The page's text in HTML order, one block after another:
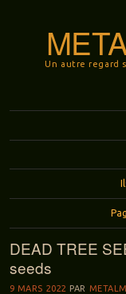
Un autre regard
DEAD TREE
seeds
9 MARS 2022 PAR